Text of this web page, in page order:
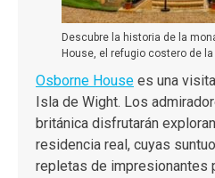
Descubre la historia de la
House, el refugio costero de
Osborne House es una
Isla de Wight. Los
británica disfrutarán
residencia real, cuyas
repletas de impresionantes